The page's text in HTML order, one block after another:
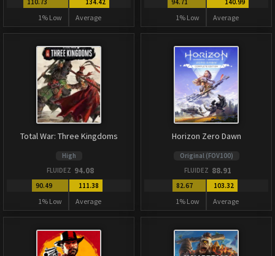
1% Low Average 1% Low Average
Total War: Three Kingdoms
High
FLUIDEZ 94.08
90.49
1% Low
111.38
Average
Horizon Zero Dawn
Original (FOV100)
FLUIDEZ 88.91
82.67
1% Low
103.32
Average